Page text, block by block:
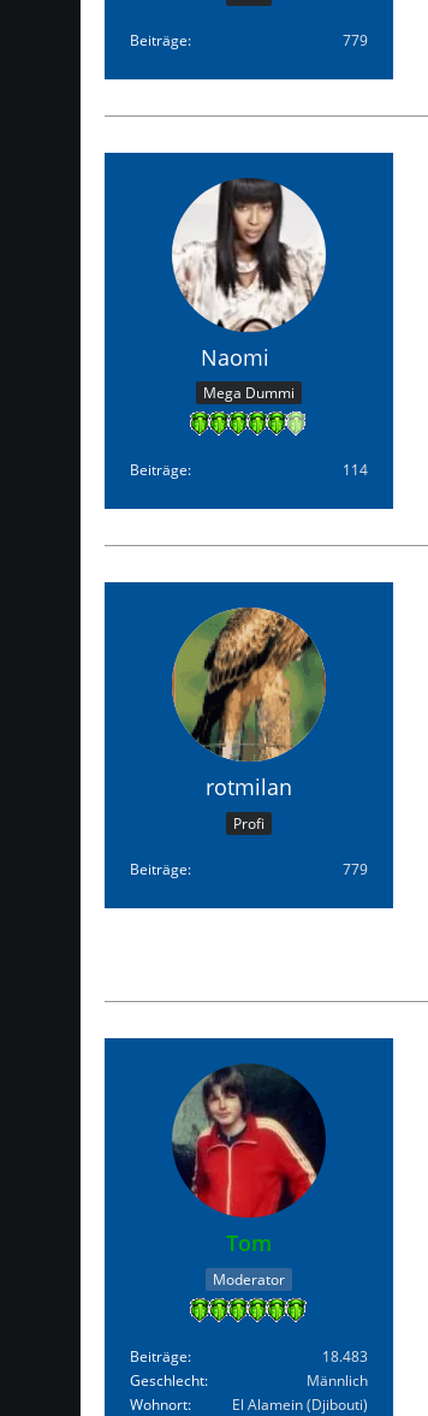
Beiträge 779
Naomi
Mega Dummi
Beiträge 114
rotmilan
Profi
Beiträge 779
Tom
Moderator
Beiträge
18.483
Geschlecht
Männlich
Wohnort
El Alamein (Djibouti)